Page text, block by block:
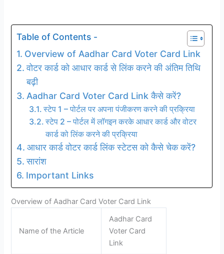
Table of Contents -
Overview of Aadhar Card Voter Card Link
वोटर कार्ड को आधार कार्ड से लिंक करने की अंतिम तिथि
बढ़ी
Aadhar Card Voter Card Link कैसे करें?
स्टेप 1 – पोर्टल पर अपना पंजीकरण करने की प्रक्रिया
स्टेप 2 – पोर्टल में लॉगइन करके आधार कार्ड और वोटर
कार्ड को लिंक करने की प्रक्रिया
आधार कार्ड वोटर कार्ड लिंक स्टेटस को कैसे चेक करें?
सारांश
Important Links
Overview of Aadhar Card Voter Card Link
Name of the Article
Aadhar Card
Voter Card
Link